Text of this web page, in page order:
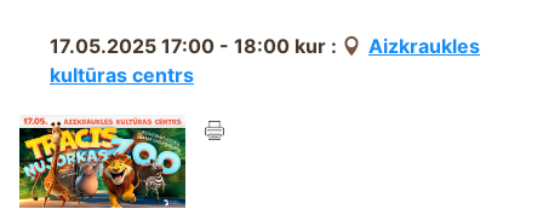
17.05.2025 17:00 - 18:00 kur :
Aizkraukles
kultūras centrs